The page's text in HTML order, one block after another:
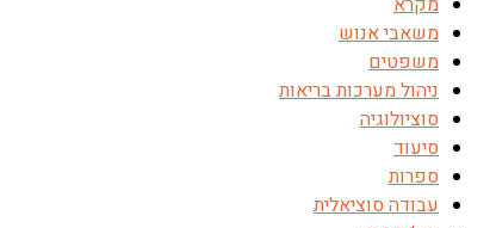
משאבי אנוש
משפטים
ניהול מערכות בריאות
סוציולוגיה
סיעוד
ספרות
עבודה סוציאלית